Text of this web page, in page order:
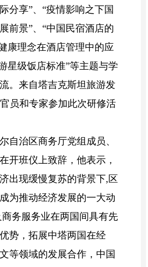
分享”、“疫情影响之下国
前景”、“中国民宿酒店的
康理念在酒店管理中的应
星级饭店标准”等主题与学
。来自塔吉克斯坦旅游发
员和专家参加此次研修活
自治区商务厅党组成员、
开班仪上致辞，他表示，
出现缓慢复苏的背景下, 区
为推动经济发展的一大动
务服务业在两国间具有先
势，拓展中塔两国在经
等领域的发展合作，中国